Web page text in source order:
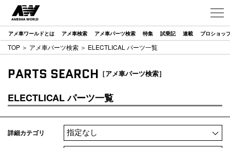
アメ車ワールドとは アメ車検索 アメ車パーツ検索 特集 試乗記 連載 プロショッ
TOP ＞ アメ車パーツ検索 ＞ ELECTLICAL パーツ一覧
PARTS SEARCH ［アメ車パーツ検索］
ELECTLICAL パーツ一覧
詳細カテゴリ